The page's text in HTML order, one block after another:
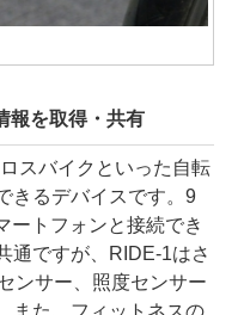
報を取得・共有
スバイクといった自転
きるデバイスです。9
ートフォンと接続でき
通ですが、RIDE-1はさ
ンサー、照度センサー
また、フィットネスの